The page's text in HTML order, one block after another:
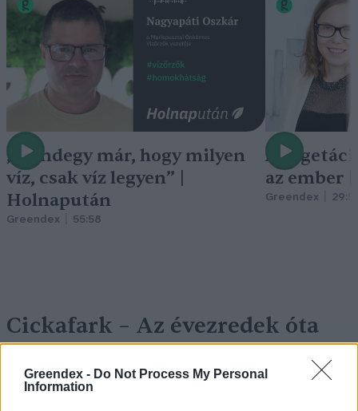
Greendex - Do Not Process My Personal
Information
„Mindegy már, hogy milyen
víz, csak víz legyen” |
Holnapután
Greendex 55:58
A
az ember
Greendex
Cickafark – Az évezredek óta
ismert gyógynövény
EGÉSZSÉGÜNK Börzsey Barbara 1 perc